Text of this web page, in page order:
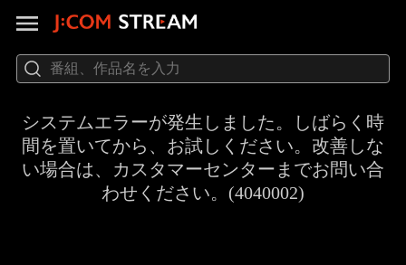
システムエラーが発生しました。しばらく時
間を置いてから、お試しください。改善しな
い場合は、カスタマーセンターまでお問い合
わせください。(4040002)